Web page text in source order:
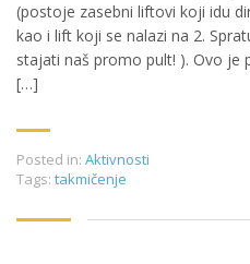
(postoje zasebni liftovi koji idu
kao i lift koji se nalazi na 2.
stajati naš promo pult! ). Ovo je
[…]
Posted in: Aktivnosti
Tags: takmičenje